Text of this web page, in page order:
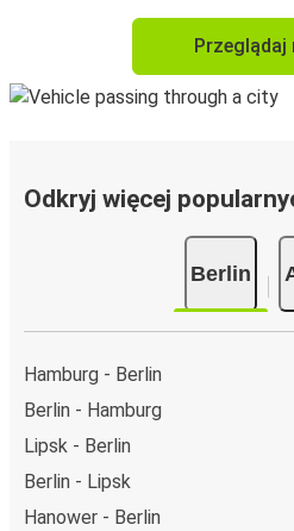
Przeglądaj
Odkryj więcej
Berlin
Hamburg - Berlin
Berlin - Hamburg
Lipsk - Berlin
Berlin - Lipsk
Hanower - Berlin